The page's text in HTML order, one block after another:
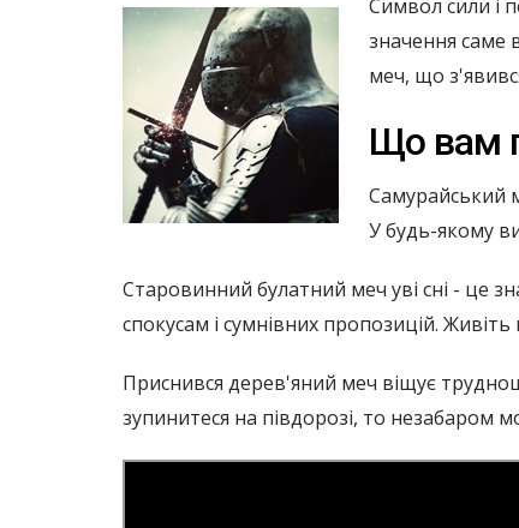
Символ сили і
значення саме
меч, що
Що вам
Самурайський
У будь-якому
Старовинний булатний меч уві сні - це
спокусам і сумнівних пропозицій.
Приснився дерев'яний меч віщує
зупинитеся на півдорозі, то незабаром